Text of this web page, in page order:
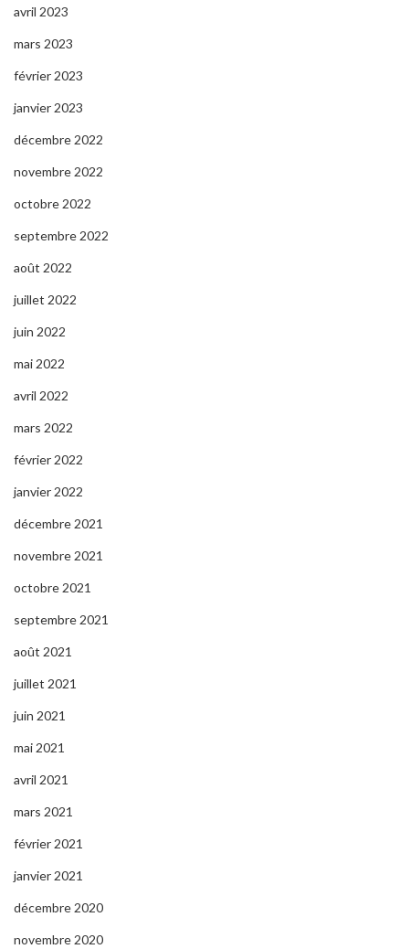
avril 2023
mars 2023
février 2023
janvier 2023
décembre 2022
novembre 2022
octobre 2022
septembre 2022
août 2022
juillet 2022
juin 2022
mai 2022
avril 2022
mars 2022
février 2022
janvier 2022
décembre 2021
novembre 2021
octobre 2021
septembre 2021
août 2021
juillet 2021
juin 2021
mai 2021
avril 2021
mars 2021
février 2021
janvier 2021
décembre 2020
novembre 2020